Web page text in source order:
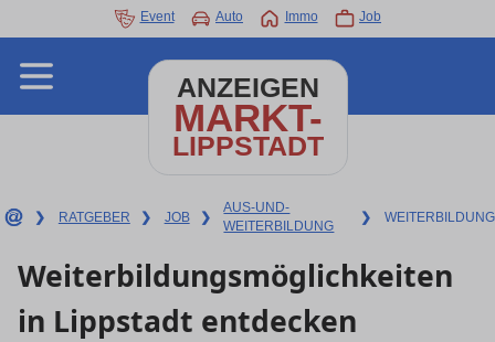
Event Auto Immo Job
ANZEIGEN
MARKT-
LIPPSTADT
❯ RATGEBER ❯ JOB ❯
AUS-UND-
WEITERBILDUNG
❯ WEITERBILDUNG
Weiterbildungsmöglichkeiten
in Lippstadt entdecken